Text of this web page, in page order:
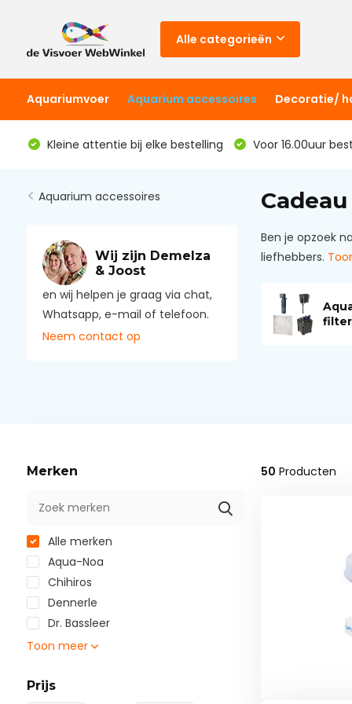
Alle categorieën
Aquariumvoer Aquarium accessoires Decoratie/
Kleine attentie bij elke bestelling Voor 16.00uur
Aquarium accessoires
Wij zijn Demelza
& Joost
en wij helpen je graag via chat,
Whatsapp, e-mail of telefoon.
Neem contact op
Ben je opzoek
liefhebbers.
filter
Merken
Alle merken
Aqua-Noa
Chihiros
Dennerle
Dr. Bassleer
Toon meer
Prijs
50 Producten